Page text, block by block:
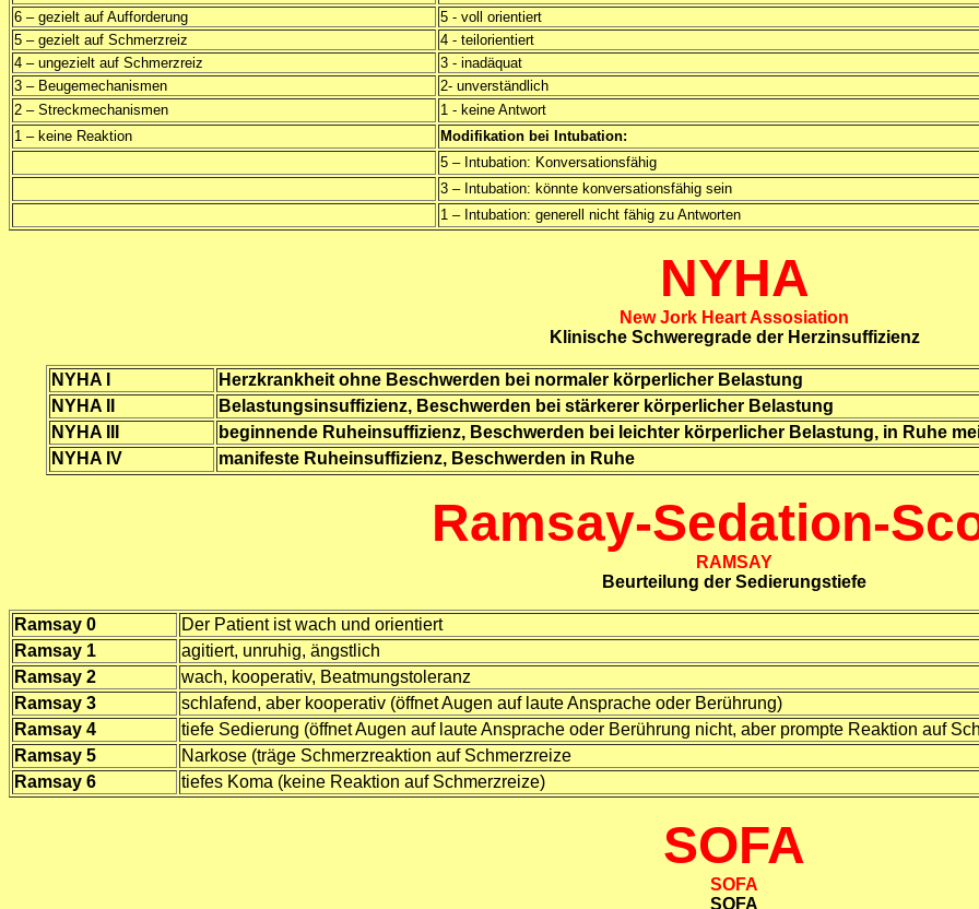
6 – gezielt auf Aufforderung
5 - voll orientiert
5 – gezielt auf Schmerzreiz
4 - teilorientiert
4 – ungezielt auf Schmerzreiz
3 - inadäquat
3 – Beugemechanismen
2- unverständlich
2 – Streckmechanismen
1 - keine Antwort
1 – keine Reaktion
Modifikation bei Intubation:
5 – Intubation: Konversationsfähig
3 – Intubation: könnte konversationsfähig sein
1 – Intubation: generell nicht fähig zu Antworten
NYHA
New Jork Heart Assosiation
Klinische Schweregrade der Herzinsuffizienz
NYHA I
Herzkrankheit ohne Beschwerden bei normaler körperlicher Belastung
NYHA II
Belastungsinsuffizienz, Beschwerden bei stärkerer körperlicher Belastung
NYHA III
beginnende Ruheinsuffizienz, Beschwerden bei leichter körperlicher Belastung, in Ruhe
NYHA IV
manifeste Ruheinsuffizienz, Beschwerden in Ruhe
Ramsay-Sedation-
RAMSAY
Beurteilung der Sedierungstiefe
Ramsay 0
Der Patient ist wach und orientiert
Ramsay 1
agitiert, unruhig, ängstlich
Ramsay 2
wach, kooperativ, Beatmungstoleranz
Ramsay 3
schlafend, aber kooperativ (öffnet Augen auf laute Ansprache oder Berührung)
Ramsay 4
tiefe Sedierung (öffnet Augen auf laute Ansprache oder Berührung nicht, aber prompte Reaktion auf
Ramsay 5
Narkose (träge Schmerzreaktion auf Schmerzreize
Ramsay 6
tiefes Koma (keine Reaktion auf Schmerzreize)
SOFA
SOFA
SOFA